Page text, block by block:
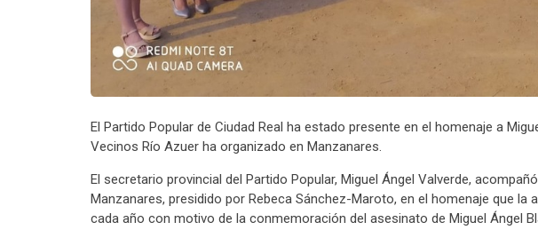
El Partido Popular de Ciudad Real ha estado presente en el homenaje a
Vecinos Río Azuer ha organizado en Manzanares.
El secretario provincial del Partido Popular, Miguel Ángel Valverde,
Manzanares, presidido por Rebeca Sánchez-Maroto, en el homenaje que la
cada año con motivo de la conmemoración del asesinato de Miguel Ángel